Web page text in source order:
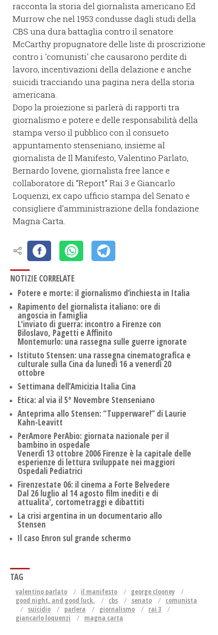
racconta la storia del giornalista americano Ed
Murrow che nel 1953 condusse dagli studi della
CBS una dura battaglia contro il senatore
McCarthy propugnatore delle liste di proscrizione
contro i 'comunisti' che causarono perdite di
lavoro, incentivazioni della delazione e anche
suicidi tracciando una pagina nera della storia
americana.
Dopo la proiezione si parlerà di rapporti tra
giornalismo e potere e delle responsabilità della
stampa verso il pubblico con il consueto
appuntamento stenseniano, insieme al
giornalista de Il Manifesto, Valentino Parlato,
Bernardo Iovene, giornalista free lance e
collaboratore di “Report” Rai 3 e Giancarlo
Loquenzi, ex capo ufficio stampa del Senato e
consigliere d’amministrazione della fondazione
Magna Carta.
NOTIZIE CORRELATE
Potere e morte: il giornalismo d’inchiesta in Italia
Rapimento del giornalista italiano: ore di
angoscia in famiglia
L'inviato di guerra: incontro a Firenze con
Biloslavo, Pagetti e Affinito
Montemurlo: una rassegna sulle guerre ignorate
Istituto Stensen: una rassegna cinematografica e
culturale sulla Cina da lunedì 16 a venerdì 20
ottobre
Settimana dell’Amicizia Italia Cina
Etica: al via il 5° Novembre Stenseniano
Anteprima allo Stensen: “Tupperware!” di Laurie
Kahn-Leavitt
PerAmore PerAbio: giornata nazionale per il
bambino in ospedale
Venerdì 13 ottobre 2006 Firenze è la capitale delle
esperienze di lettura sviluppate nei maggiori
Ospedali Pediatrici
Firenzestate 06: il cinema a Forte Belvedere
Dal 26 luglio al 14 agosto film inediti e di
attualita', cortometraggi e dibattiti
La crisi argentina in un documentario allo
Stensen
Il caso Enron sul grande schermo
TAG
valentino parlato il manifesto
george clooney
good night, and good luck.
cbs senato
comunista
suicidio
parlera giornalismo
rai 3
giancarlo loquenzi
magna carta